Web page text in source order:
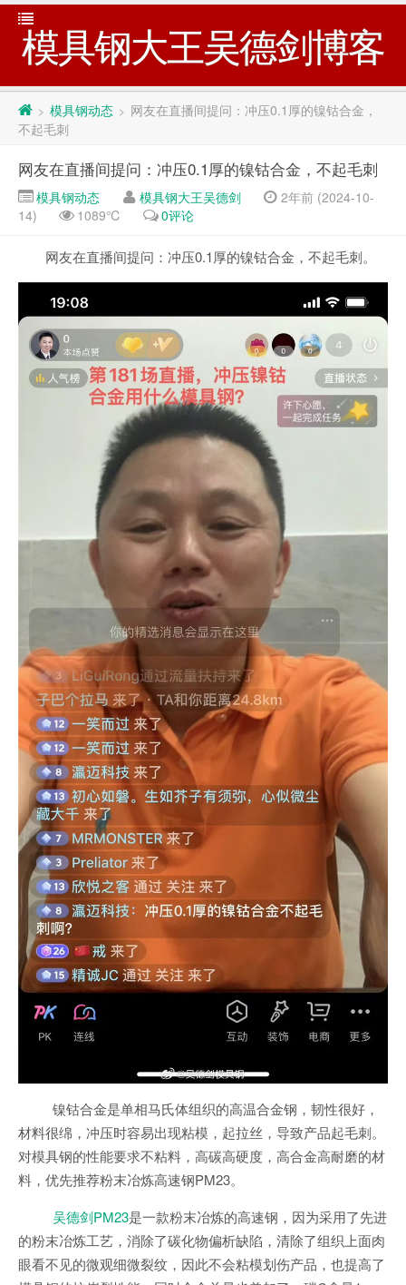
模具钢大王吴德剑博客
> 模具钢动态 > 网友在直播间提问：冲压0.1厚的镍钴合金，
不起毛刺
网友在直播间提问：冲压0.1厚的镍钴合金，不起毛刺
模具钢动态 模具钢大王吴德剑
2年前 (2024-10-
14)
1089℃ 0评论
网友在直播间提问：冲压0.1厚的镍钴合金，不起毛刺。
镍钴合金是单相马氏体组织的高温合金钢，韧性很好，
材料很绵，冲压时容易出现粘模，起拉丝，导致产品起毛刺。
对模具钢的性能要求不粘料，高碳高硬度，高合金高耐磨的材
料，优先推荐粉末冶炼高速钢PM23。
吴德剑PM23是一款粉末冶炼的高速钢，因为采用了先进
的粉末冶炼工艺，消除了碳化物偏析缺陷，清除了组织上面肉
眼看不见的微观细微裂纹，因此不会粘模划伤产品，也提高了